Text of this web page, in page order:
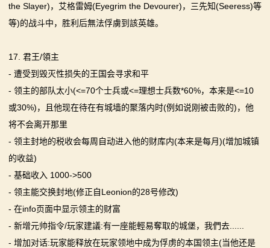
the Slayer)，艾格雷姆(Eyegrim the Devourer)，三先知(Seeress)等
等)的战斗中，胜利后無法俘虜到該英雄。
17. 君王/領主
- 遭受到毁灭性损失的王国会寻求和平
- 领主的部队太小(<=70个士兵或<=理想士兵数*60%，本来是<=10
或30%)，且他现在待在有城墙的聚落内时(例如说刚被击败的)，他
将不会离开那里
- 领主封地的税收会每周自动进入他的财库内(本来是每月)(增加城镇
的收益)
- 基础收入 1000->500
- 领主能交换封地(修正自Leonion的28号修改)
- 在info页面中显示领主的财富
- 新增元帅指令/玩家建議:有一座能輕易奪取的城堡，我們去......
- 增加对话:玩家能释放在玩家领地中成为俘虏的本国领主(当他还是